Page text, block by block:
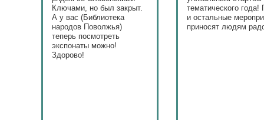
Ключами, но был закрыт.
А у вас (Библиотека
народов Поволжья)
теперь посмотреть
экспонаты можно!
Здорово!
тематического года!
и остальные
приносят людям